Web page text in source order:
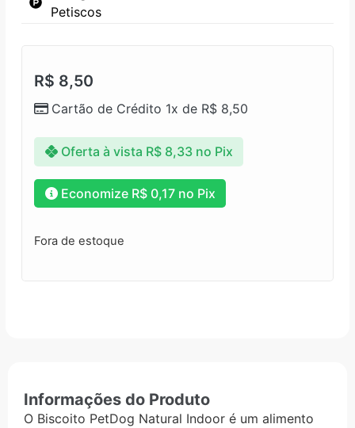
Petiscos
R$ 8,50
Cartão de Crédito 1x de R$ 8,50
Oferta à vista R$8,33 no Pix
Economize R$0,17no Pix
Fora de estoque
Informações do Produto
O Biscoito PetDog Natural Indoor é um alimento